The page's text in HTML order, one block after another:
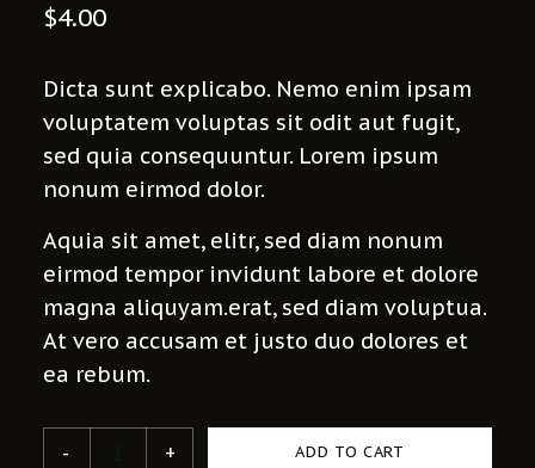
$4.00
Dicta sunt explicabo. Nemo enim ipsam
voluptatem voluptas sit odit aut fugit,
sed quia consequuntur. Lorem ipsum
nonum eirmod dolor.
Aquia sit amet, elitr, sed diam nonum
eirmod tempor invidunt labore et dolore
magna aliquyam.erat, sed diam voluptua.
At vero accusam et justo duo dolores et
ea rebum.
ADD TO CART